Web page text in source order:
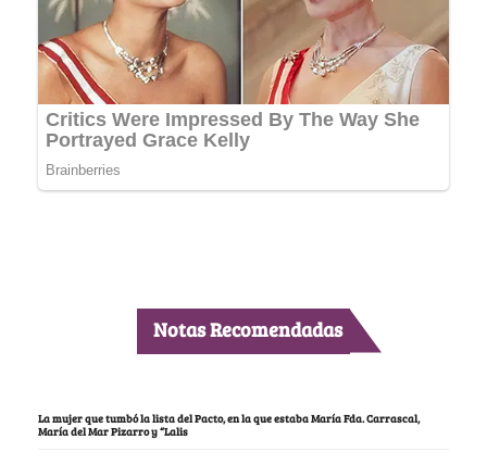
Notas Recomendadas
La mujer que tumbó la lista del Pacto, en la que estaba María Fda. Carrascal,
María del Mar Pizarro y “Lalis